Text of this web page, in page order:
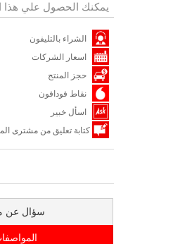
يمكنك الحصول علي هذا
الشراء بالتليفون
اسعار الشركات
حجز المنتج
نقاط فودافون
اسأل خبير
كتابة تعليق من مشترى
سؤال عن